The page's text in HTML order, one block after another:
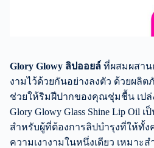
Glory Glowy ลิปออยล์ ที่ผสมผสาน
งามไว้ด้วยกันอย่างลงตัว ด้วยผลิต
ช่วยให้ริมฝีปากของคุณชุ่มชื้น เป
Glory Glowy Glass Shine Lip Oil
สำหรับผู้ที่ต้องการลิปบำรุงที่ให้ทั้
ความเงางามในหนึ่งเดียว เหมาะ